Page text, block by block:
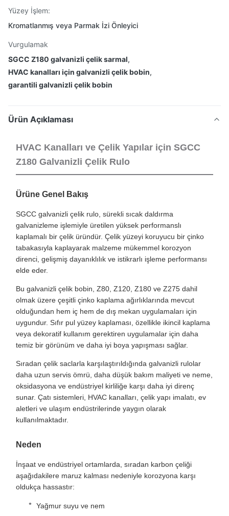
Yüzey İşlem:
Kromatlanmış veya Parmak İzi Önleyici
Vurgulamak
SGCC Z180 galvanizli çelik sarmal,
HVAC kanalları için galvanizli çelik bobin,
garantili galvanizli çelik bobin
Ürün Açıklaması
HVAC Kanalları ve Çelik Yapılar için SGCC
Z180 Galvanizli Çelik Rulo
Ürüne Genel Bakış
SGCC galvanizli çelik rulo, sürekli sıcak daldırma
galvanizleme işlemiyle üretilen yüksek performanslı
kaplamalı bir çelik üründür. Çelik yüzeyi koruyucu bir çinko
tabakasıyla kaplayarak malzeme mükemmel korozyon
direnci, gelişmiş dayanıklılık ve istikrarlı işleme performansı
elde eder.
Bu galvanizli çelik bobin, Z80, Z120, Z180 ve Z275 dahil
olmak üzere çeşitli çinko kaplama ağırlıklarında mevcut
olduğundan hem iç hem de dış mekan uygulamaları için
uygundur. Sıfır pul yüzey kaplaması, özellikle ikincil kaplama
veya dekoratif kullanım gerektiren uygulamalar için daha
temiz bir görünüm ve daha iyi boya yapışması sağlar.
Sıradan çelik saclarla karşılaştırıldığında galvanizli rulolar
daha uzun servis ömrü, daha düşük bakım maliyeti ve neme,
oksidasyona ve endüstriyel kirliliğe karşı daha iyi direnç
sunar. Çatı sistemleri, HVAC kanalları, çelik yapı imalatı, ev
aletleri ve ulaşım endüstrilerinde yaygın olarak
kullanılmaktadır.
Neden
İnşaat ve endüstriyel ortamlarda, sıradan karbon çeliği
aşağıdakilere maruz kalması nedeniyle korozyona karşı
oldukça hassastır:
Yağmur suyu ve nem